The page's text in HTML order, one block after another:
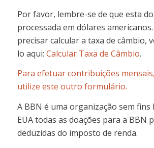
Por favor, lembre-se de que esta
processada em dólares americanos.
precisar calcular a taxa de câmbio,
lo aqui: Calcular Taxa de Câmbio.
Para efetuar contribuições
utilize este outro formulário.
A BBN é uma organização sem fins
EUA todas as doações para a BBN
deduzidas do imposto de renda.